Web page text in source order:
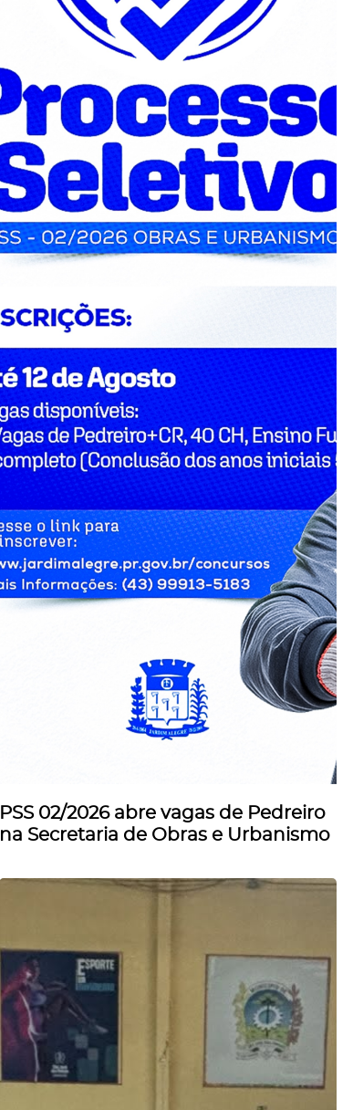
PSS 02/2026 abre vagas de Pedreiro
na Secretaria de Obras e Urbanismo